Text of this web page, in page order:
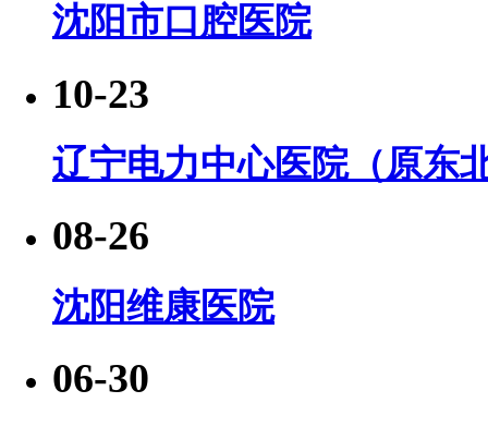
沈阳市口腔医院
10-23
辽宁电力中心医院（原东
08-26
沈阳维康医院
06-30